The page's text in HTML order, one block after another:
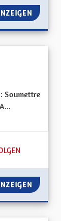
DE LA
Soumettre
FOLLOWER
DÉMOCRATIE